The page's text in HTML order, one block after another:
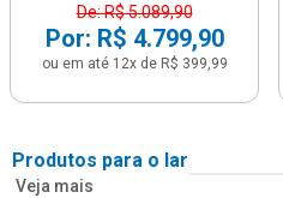
De: R$ 5.089,90
Por: R$ 4.799,90
ou em até 12x de R$ 399,99
Produtos para o lar
Veja mais